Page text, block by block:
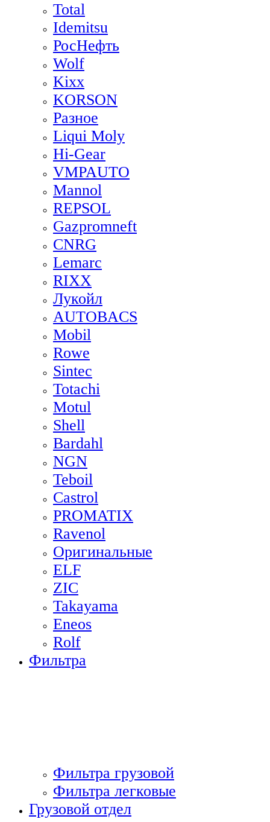
Total
Idemitsu
РосНефть
Wolf
Kixx
KORSON
Разное
Liqui Moly
Hi-Gear
VMPAUTO
Mannol
REPSOL
Gazpromneft
CNRG
Lemarc
RIXX
Лукойл
AUTOBACS
Mobil
Rowe
Sintec
Totachi
Motul
Shell
Bardahl
NGN
Teboil
Castrol
PROMATIX
Ravenol
Оригинальные
ELF
ZIC
Takayama
Eneos
Rolf
Фильтра
Фильтра грузовой
Фильтра легковые
Грузовой отдел